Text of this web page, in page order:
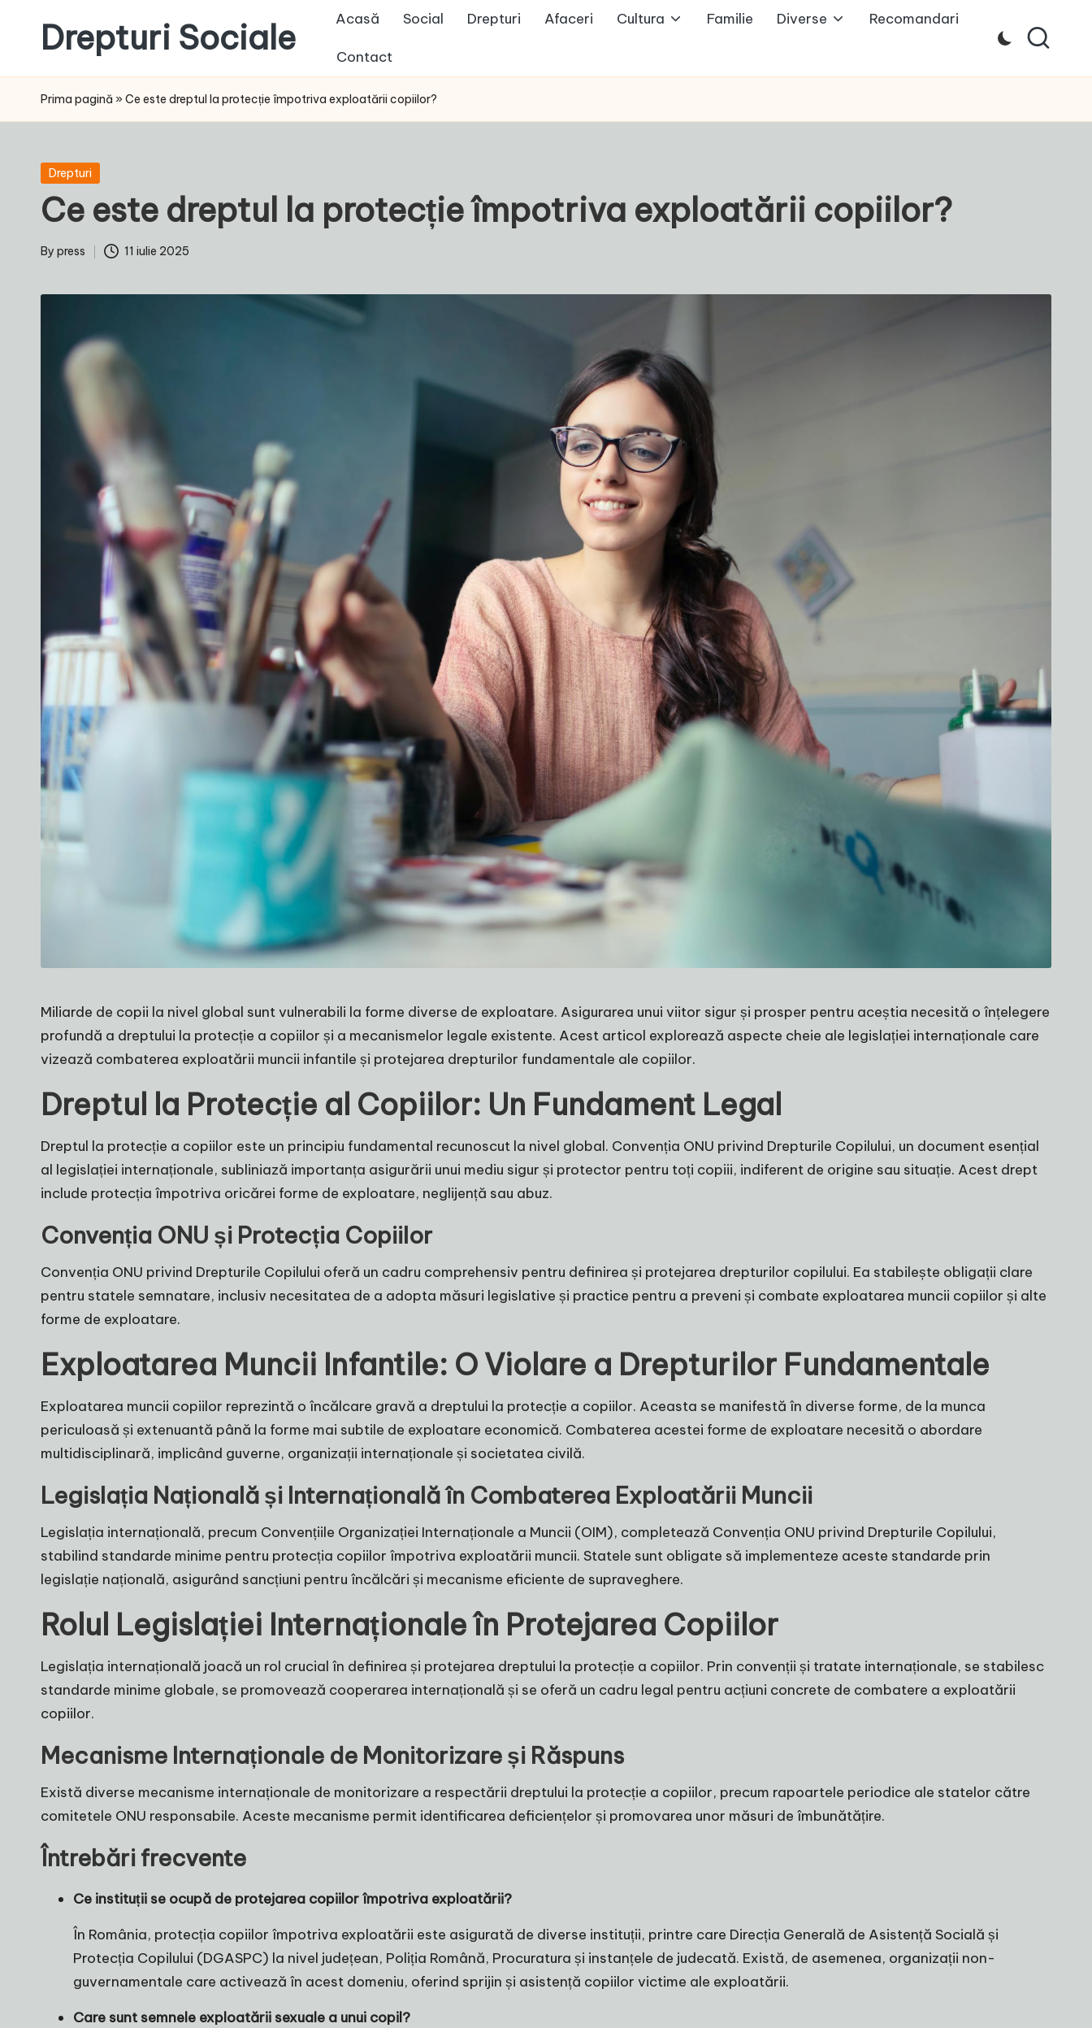
content
Drepturi Sociale
Drepturile
Sociale:
Ta,
Schimbarea
Noastră!
Acasă Social Drepturi Afaceri Cultura Familie Diverse Recomandari
Contact
Prima pagină » Ce este dreptul la protecție împotriva exploatării copiilor?
Posted
Drepturi
Ce este dreptul la protecție împotriva exploatării copiilor?
Posted
By press 11 iulie 2025
Miliarde de copii la nivel global sunt vulnerabili la forme diverse de exploatare. Asigurarea unui viitor sigur și prosper pentru aceștia necesită o înțelegere
profundă a dreptului la protecție a copiilor și a mecanismelor legale existente. Acest articol explorează aspecte cheie ale legislației internaționale care
vizează combaterea exploatării muncii infantile și protejarea drepturilor fundamentale ale copiilor.
Dreptul la Protecție al Copiilor: Un Fundament Legal
Dreptul la protecție a copiilor este un principiu fundamental recunoscut la nivel global. Convenția ONU privind Drepturile Copilului, un document esențial
al legislației internaționale, subliniază importanța asigurării unui mediu sigur și protector pentru toți copiii, indiferent de origine sau situație. Acest drept
include protecția împotriva oricărei forme de exploatare, neglijență sau abuz.
Convenția ONU și Protecția Copiilor
Convenția ONU privind Drepturile Copilului oferă un cadru comprehensiv pentru definirea și protejarea drepturilor copilului. Ea stabilește obligații clare
pentru statele semnatare, inclusiv necesitatea de a adopta măsuri legislative și practice pentru a preveni și combate exploatarea muncii copiilor și alte
forme de exploatare.
Exploatarea Muncii Infantile: O Violare a Drepturilor Fundamentale
Exploatarea muncii copiilor reprezintă o încălcare gravă a dreptului la protecție a copiilor. Aceasta se manifestă în diverse forme, de la munca
periculoasă și extenuantă până la forme mai subtile de exploatare economică. Combaterea acestei forme de exploatare necesită o abordare
multidisciplinară, implicând guverne, organizații internaționale și societatea civilă.
Legislația Națională și Internațională în Combaterea Exploatării Muncii
Legislația internațională, precum Convențiile Organizației Internaționale a Muncii (OIM), completează Convenția ONU privind Drepturile Copilului,
stabilind standarde minime pentru protecția copiilor împotriva exploatării muncii. Statele sunt obligate să implementeze aceste standarde prin
legislație națională, asigurând sancțiuni pentru încălcări și mecanisme eficiente de supraveghere.
Rolul Legislației Internaționale în Protejarea Copiilor
Legislația internațională joacă un rol crucial în definirea și protejarea dreptului la protecție a copiilor. Prin convenții și tratate internaționale, se stabilesc
standarde minime globale, se promovează cooperarea internațională și se oferă un cadru legal pentru acțiuni concrete de combatere a exploatării
copiilor.
Mecanisme Internaționale de Monitorizare și Răspuns
Există diverse mecanisme internaționale de monitorizare a respectării dreptului la protecție a copiilor, precum rapoartele periodice ale statelor către
comitetele ONU responsabile. Aceste mecanisme permit identificarea deficiențelor și promovarea unor măsuri de îmbunătățire.
Întrebări frecvente
Ce instituții se ocupă de protejarea copiilor împotriva exploatării?
În România, protecția copiilor împotriva exploatării este asigurată de diverse instituții, printre care Direcția Generală de Asistență Socială și
Protecția Copilului (DGASPC) la nivel județean, Poliția Română, Procuratura și instanțele de judecată. Există, de asemenea, organizații non-
guvernamentale care activează în acest domeniu, oferind sprijin și asistență copiilor victime ale exploatării.
Care sunt semnele exploatării sexuale a unui copil?